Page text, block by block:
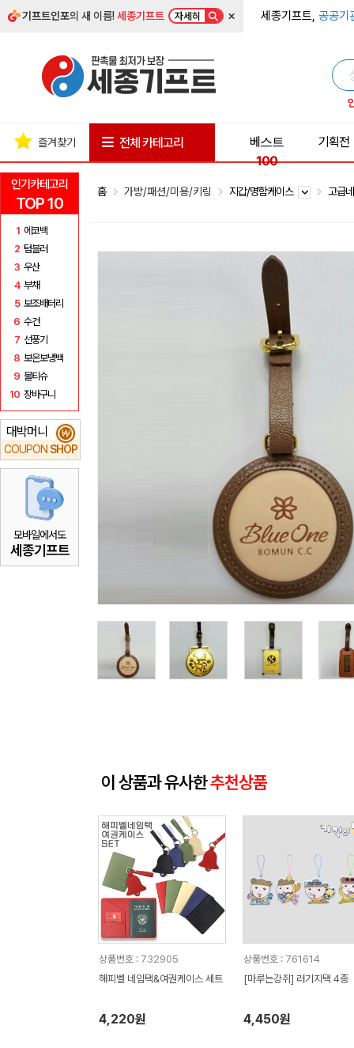
기프트인포의 새 이름!세종기프트 자세히 × 세종기프트, 공공기
인기카테고리
TOP 10
1 에코백
2 텀블러
3 우산
4 부채
5 보조배터리
6 수건
7 선풍기
8 보온보냉백
9 물티슈
10 장바구니
대박머니
COUPON SHOP
₩
모바일에서도
세종기프트
즐겨찾기 전체 카테고리
베스트
100
기획전
홈 가방/패션/미용/키링 지갑/명함케이스 고급
이 상품과 유사한추천상품
상품번호 : 732905
해피벨 네임택&여권케이스 세트
4,220원
상품번호 : 761614
[마루는강쥐] 러기지택 4종
4,450원